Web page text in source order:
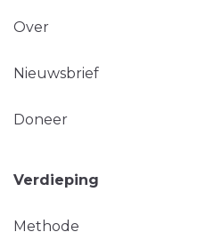
Over
Nieuwsbrief
Doneer
Verdieping
Methode